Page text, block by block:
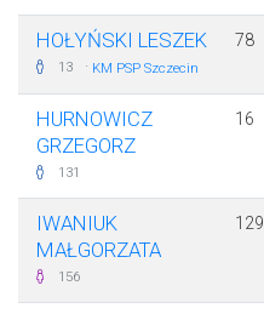
HOŁYŃSKI LESZEK
13 · KM PSP Szczecin
78
HURNOWICZ
GRZEGORZ
131
16
IWANIUK
MAŁGORZATA
156
129